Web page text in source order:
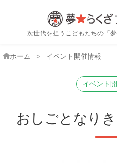
子ども職業体
次世代を担うこどもたちの「
ホーム イベント開催情報
イベント
おしごとなり